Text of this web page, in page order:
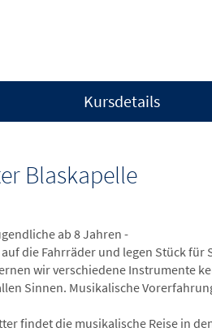
Kursdetails
Blaskapelle
ab 8 Jahren -
die Fahrräder und legen Stück
wir verschiedene Instrumente
Sinnen. Musikalische
findet die musikalische Reise in